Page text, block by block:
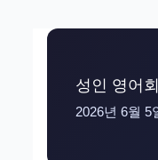
성인 영어
2026년 6월 5